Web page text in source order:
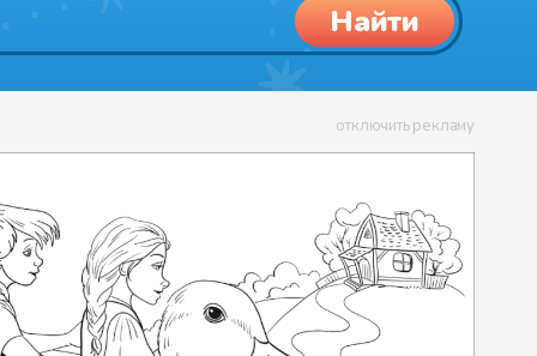
Найти
отключить рекламу